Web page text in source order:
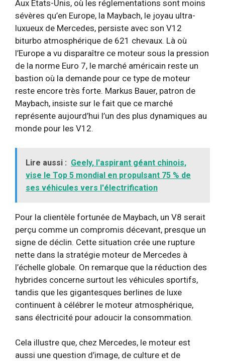
Aux États-Unis, où les réglementations sont moins
sévères qu’en Europe, la Maybach, le joyau ultra-
luxueux de Mercedes, persiste avec son V12
biturbo atmosphérique de 621 chevaux. Là où
l’Europe a vu disparaître ce moteur sous la pression
de la norme Euro 7, le marché américain reste un
bastion où la demande pour ce type de moteur
reste encore très forte. Markus Bauer, patron de
Maybach, insiste sur le fait que ce marché
représente aujourd’hui l’un des plus dynamiques au
monde pour les V12.
Lire aussi : Geely, l'aspirant géant chinois,
vise le Top 5 mondial en propulsant 75 % de
ses véhicules vers l'électrification
Pour la clientèle fortunée de Maybach, un V8 serait
perçu comme un compromis décevant, presque un
signe de déclin. Cette situation crée une rupture
nette dans la stratégie moteur de Mercedes à
l’échelle globale. On remarque que la réduction des
hybrides concerne surtout les véhicules sportifs,
tandis que les gigantesques berlines de luxe
continuent à célébrer le moteur atmosphérique,
sans électricité pour adoucir la consommation.
Cela illustre que, chez Mercedes, le moteur est
aussi une question d’image, de culture et de